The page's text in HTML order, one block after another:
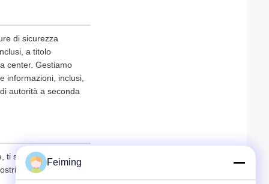
di sicurezza
a titolo
center. Gestiamo
informazioni, inclusi,
autorità a seconda
suggeriamo di
servizi o fornirci
Feiming